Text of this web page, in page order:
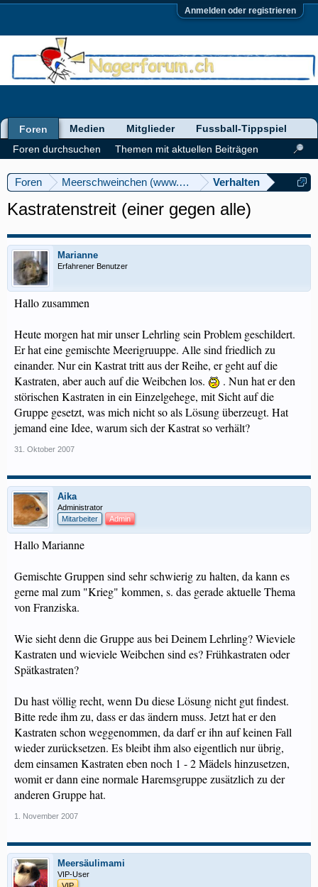
Anmelden oder registrieren
Foren Meerschweinchen (www.meerschweinforum.ch)
Verhalten
Kastratenstreit (einer gegen alle)
Marianne
Erfahrener Benutzer
Hallo zusammen
Heute morgen hat mir unser Lehrling sein Problem geschildert.
Er hat eine gemischte Meerigruuppe. Alle sind friedlich zu
einander. Nur ein Kastrat tritt aus der Reihe, er geht auf die
Kastraten, aber auch auf die Weibchen los.
. Nun hat er den
störischen Kastraten in ein Einzelgehege, mit Sicht auf die
Gruppe gesetzt, was mich nicht so als Lösung überzeugt. Hat
jemand eine Idee, warum sich der Kastrat so verhält?
31. Oktober 2007
Aika
Administrator
Mitarbeiter
Admin
Hallo Marianne
Gemischte Gruppen sind sehr schwierig zu halten, da kann es
gerne mal zum "Krieg" kommen, s. das gerade aktuelle Thema
von Franziska.
Wie sieht denn die Gruppe aus bei Deinem Lehrling? Wieviele
Kastraten und wieviele Weibchen sind es? Frühkastraten oder
Spätkastraten?
Du hast völlig recht, wenn Du diese Lösung nicht gut findest.
Bitte rede ihm zu, dass er das ändern muss. Jetzt hat er den
Kastraten schon weggenommen, da darf er ihn auf keinen Fall
wieder zurücksetzen. Es bleibt ihm also eigentlich nur übrig,
dem einsamen Kastraten eben noch 1 - 2 Mädels hinzusetzen,
womit er dann eine normale Haremsgruppe zusätzlich zu der
anderen Gruppe hat.
1. November 2007
Meersäulimami
VIP-User
Foren
Foren durchsuchen
Themen mit aktuellen Beiträgen
Medien Mitglieder Fussball-Tippspiel